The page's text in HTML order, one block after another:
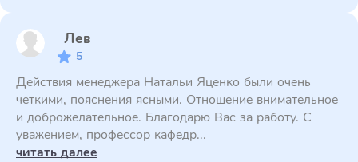
Лев
5
Действия менеджера Натальи Яценко были очень
четкими, пояснения ясными. Отношение внимательное
и доброжелательное. Благодарю Вас за работу. С
уважением, профессор кафедр...
читать далее